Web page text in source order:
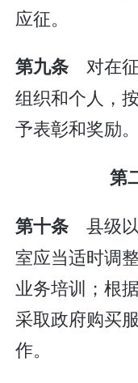
应征。
第九条 对在
组织和个人，
予表彰和奖励。
第
第十条 县级
室应当适时调
业务培训；根
采取政府购买
作。